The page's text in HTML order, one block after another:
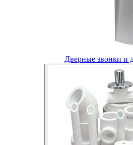
Дверные звонки и